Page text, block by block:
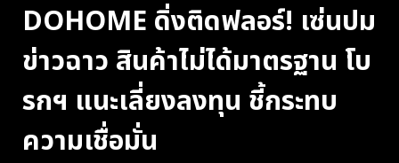
DOHOME ดิ่งติดฟลอร์! เซ่นปม
ข่าวฉาว สินค้าไม่ได้มาตรฐาน โบ
รกฯ แนะเลี่ยงลงทุน ชี้กระทบ
ความเชื่อมั่น